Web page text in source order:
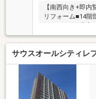
【南西向き+即
リフォーム■14階
サウスオールシティレ